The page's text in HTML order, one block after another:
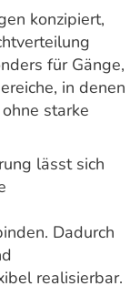
konzipiert,
für Gänge,
in denen
starke
lässt sich
Dadurch
realisierbar.